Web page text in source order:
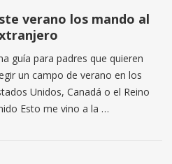
verano los mando al
guía para padres que quieren
un campo de verano en los
Unidos, Canadá o el Reino
Esto me vino a la …